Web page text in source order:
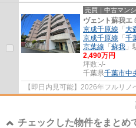
も便利です。フローリングにこだ
売買｜中古マン
ヴェント蘇我エ
京成千原線 「 大
京成千原線 「 千
京葉線 「 蘇我 」
2,490万円
坪数:-/-
千葉県千葉市中
【即日内見可能】2026年フルリ
チェックした物件をまとめ